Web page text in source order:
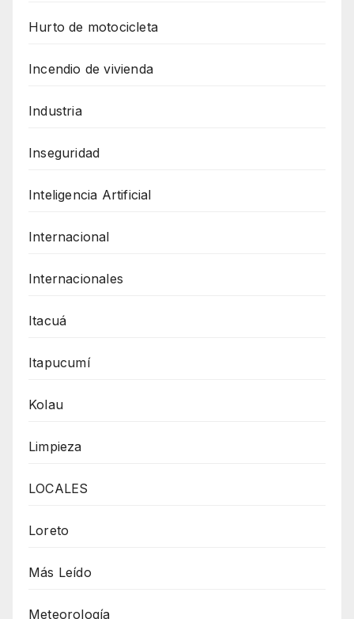
Hurto de motocicleta
Incendio de vivienda
Industria
Inseguridad
Inteligencia Artificial
Internacional
Internacionales
Itacuá
Itapucumí
Kolau
Limpieza
LOCALES
Loreto
Más Leído
Meteorología